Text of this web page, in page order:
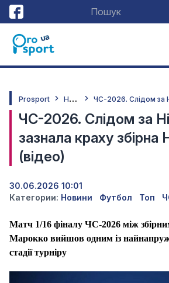
Prosport Н
овини
ЧС-2026. Слідом за
зазнала краху збірна
(відео)
30.06.2026 10:01
Категории: Новини Футбол Топ
Матч 1/16 фіналу ЧС-2026 між
Марокко вийшов одним із
стадії турніру